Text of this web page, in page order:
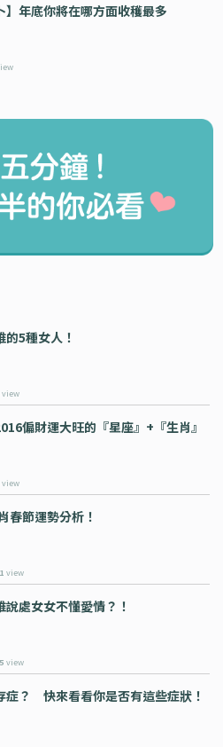
】年底你將在哪方面收穫最多
5種女人！
view
偏財運大旺的『星座』+『生肖』
view
春節運勢分析！
view
處女女不懂愛情？！
view
症？ 快來看看你是否有這些症狀！